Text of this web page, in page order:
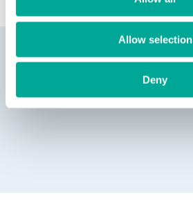
Allow selection
Deny